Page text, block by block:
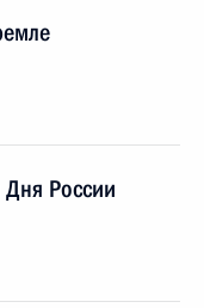
России